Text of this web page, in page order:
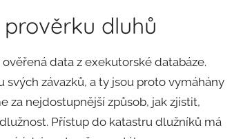
dluhů
data z exekutorské databáze.
závazků, a ty jsou proto vymáhány
za nejdostupnější způsob, jak zjistit,
Přístup do katastru dlužníků má